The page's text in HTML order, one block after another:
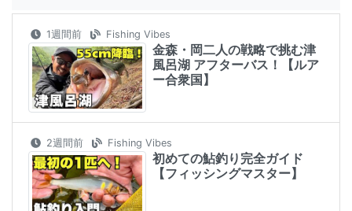
1週間前 Fishing Vibes
金森・岡二人の戦略で挑む津
風呂湖 アフターバス！【ルア
ー合衆国】
2週間前 Fishing Vibes
初めての鮎釣り完全ガイド
【フィッシングマスター】